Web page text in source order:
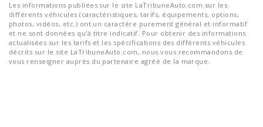
Les informations publiées sur le site LaTribuneAuto.com sur les
différents véhicules (caractéristiques, tarifs, équipements, options,
photos, vidéos, etc.) ont un caractère purement général et informatif
et ne sont données qu'à titre indicatif. Pour obtenir des informations
actualisées sur les tarifs et les spécifications des différents véhicules
décrits sur le site LaTribuneAuto.com, nous vous recommandons de
vous renseigner auprès du partenaire agréé de la marque.